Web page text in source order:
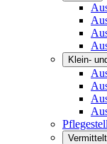
Klein-
Vermittelt